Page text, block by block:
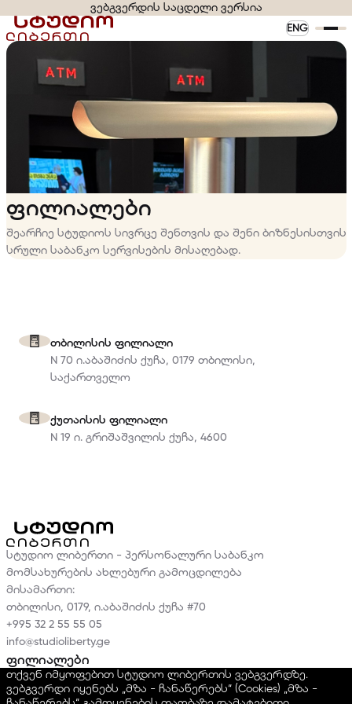
ვებგვერდის საცდელი ვერსია
ENG
ფილიალები
შეარჩიე სტუდიოს სივრცე შენთვის და შენი ბიზნესისთვის
სრული საბანკო სერვისების მისაღებად.
თბილისის ფილიალი
N 70 ი.აბაშიძის ქუჩა, 0179 თბილისი,
საქართველო
ქუთაისის ფილიალი
N 19 ი. გრიშაშვილის ქუჩა, 4600
სტუდიო ლიბერთი - პერსონალური საბანკო
მომსახურების ახლებური გამოცდილება
მისამართი:
თბილისი, 0179, ი.აბაშიძის ქუჩა #70
+995 32 2 55 55 05
info@studioliberty.ge
ფილიალები
კონტაქტი
მომხმარებელთა უფლებები
თქვენ იმყოფებით სტუდიო ლიბერთის ვებგვერდზე.
ვებგვერდი იყენებს „მზა - ჩანაწერებს“ (Cookies) „მზა -